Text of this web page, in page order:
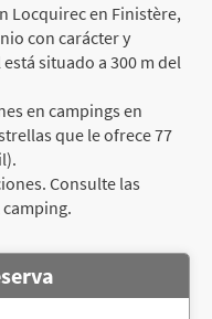
Locquirec en Finistère,
con carácter y
situado a 300 m del
en campings en
que le ofrece 77
Consulte las